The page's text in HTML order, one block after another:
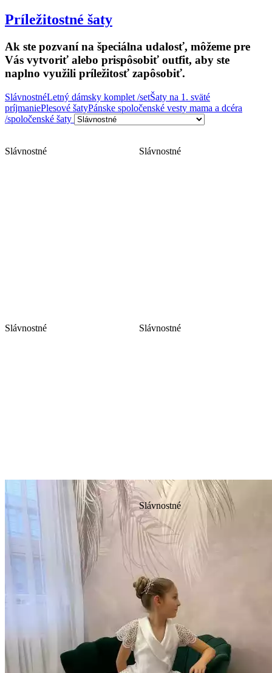
Príležitostné šaty
Ak ste pozvaní na špeciálna udalosť, môžeme pre
Vás vytvoriť alebo prispôsobiť outfit, aby ste
naplno využili príležitosť zapôsobiť.
SlávnostnéLetný dámsky komplet /setŠaty na 1. sväté
príjmaniePlesové šatyPánske spoločenské vesty mama a dcéra
/spoločenské šaty
Slávnostné
Slávnostné
Slávnostné Slávnostné
Slávnostné